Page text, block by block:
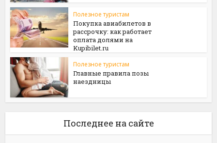
Полезное туристам
Покупка авиабилетов в
рассрочку: как работает
оплата долями на
Kupibilet.ru
Полезное туристам
Главные правила позы
наездницы
Последнее на сайте